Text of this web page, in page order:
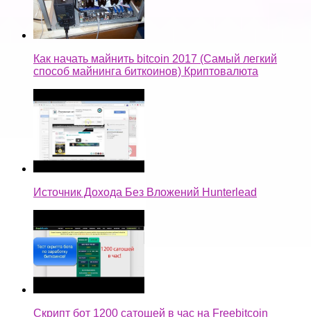
Как начать майнить bitcoin 2017 (Самый легкий
способ майнинга биткоинов) Криптовалюта
Источник Дохода Без Вложений Hunterlead
Скрипт бот 1200 сатошей в час на Freebitcoin